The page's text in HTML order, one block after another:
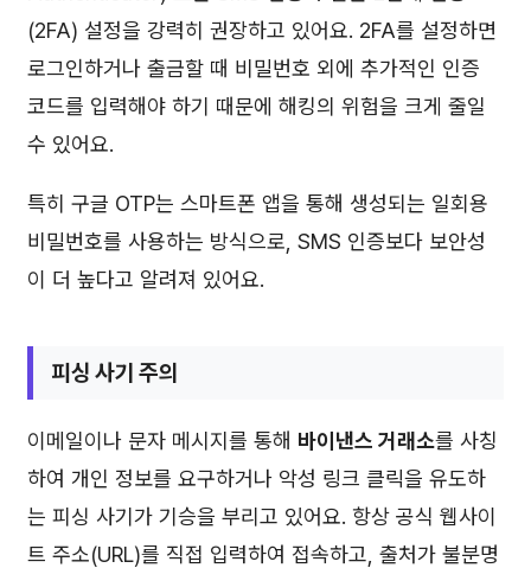
(2FA) 설정을 강력히 권장하고 있어요. 2FA를 설정하면
로그인하거나 출금할 때 비밀번호 외에 추가적인 인증
코드를 입력해야 하기 때문에 해킹의 위험을 크게 줄일
수 있어요.
특히 구글 OTP는 스마트폰 앱을 통해 생성되는 일회용
비밀번호를 사용하는 방식으로, SMS 인증보다 보안성
이 더 높다고 알려져 있어요.
피싱 사기 주의
이메일이나 문자 메시지를 통해 바이낸스 거래소를 사칭
하여 개인 정보를 요구하거나 악성 링크 클릭을 유도하
는 피싱 사기가 기승을 부리고 있어요. 항상 공식 웹사이
트 주소(URL)를 직접 입력하여 접속하고, 출처가 불분명